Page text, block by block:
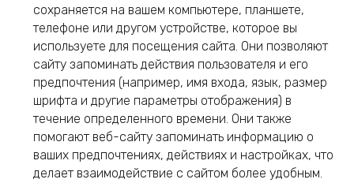
сохраняется на вашем компьютере, планшете,
телефоне или другом устройстве, которое вы
используете для посещения сайта. Они позволяют
сайту запоминать действия пользователя и его
предпочтения (например, имя входа, язык, размер
шрифта и другие параметры отображения) в
течение определенного времени. Они также
помогают веб-сайту запоминать информацию о
ваших предпочтениях, действиях и настройках, что
делает взаимодействие с сайтом более удобным.